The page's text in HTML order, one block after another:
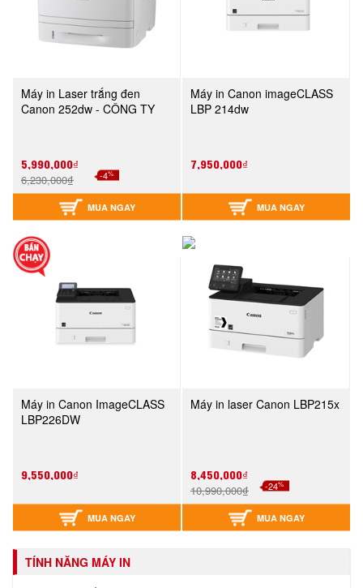
Máy in Laser trắng đen
Canon 252dw - CÔNG TY
5,990,000₫
6,230,000₫ -4%
MUA NGAY
Máy in Canon imageCLASS
LBP 214dw
7,950,000₫
MUA NGAY
Máy in Canon ImageCLASS
LBP226DW
9,550,000₫
MUA NGAY
Máy in laser Canon LBP215x
8,450,000₫
10,990,000₫ -24%
MUA NGAY
TÍNH NĂNG MÁY IN